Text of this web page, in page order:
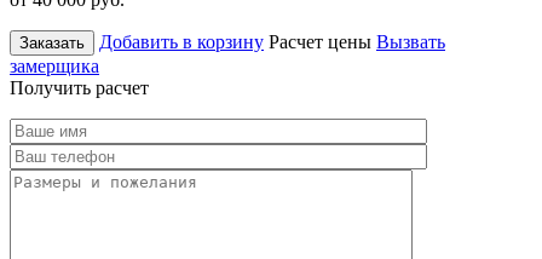
Заказать Добавить в корзину Расчет цены Вызвать
замерщика
Получить расчет